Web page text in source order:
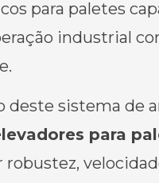
para paletes
industrial
deste sistema de
para